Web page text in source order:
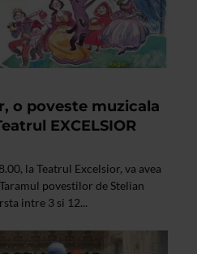
o poveste muzicala
EXCELSIOR
la Teatrul Excelsior, va avea
povestilor de Stelian
intre 3 si 12...